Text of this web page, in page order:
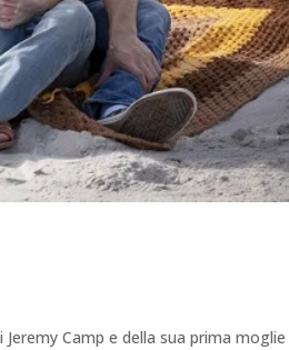
Camp e della sua prima moglie